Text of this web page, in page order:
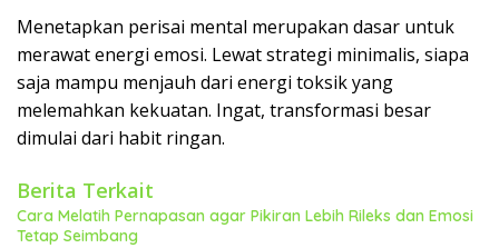
Menetapkan perisai mental merupakan dasar untuk
merawat energi emosi. Lewat strategi minimalis, siapa
saja mampu menjauh dari energi toksik yang
melemahkan kekuatan. Ingat, transformasi besar
dimulai dari habit ringan.
Berita Terkait
Cara Melatih Pernapasan agar Pikiran Lebih Rileks dan Emosi
Tetap Seimbang